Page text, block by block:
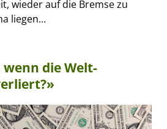
wieder auf die Bremse zu
liegen...
die Welt-